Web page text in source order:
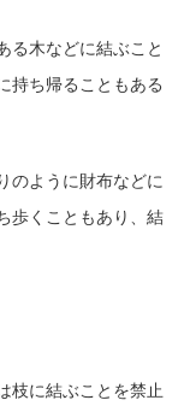
る木などに結ぶこと
持ち帰ることもある
のように財布などに
歩くこともあり、結
枝に結ぶことを禁止